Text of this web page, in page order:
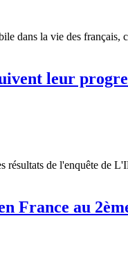
dans la vie des
leur
de l'enquête de
France au